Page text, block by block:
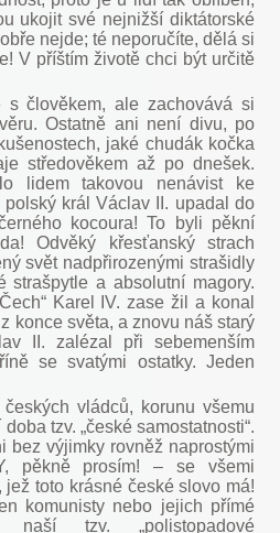
ukojit své nejnižší diktátorské
nejde; té neporučíte, dělá si
V příštím životě chci být určitě
s člověkem, ale zachovává si
Ostatně ani není divu, po
jaké chudák kočka
středověkem až po dnešek.
lidem takovou nenávist ke
král Václav II. upadal do
kocoura! To byli pěkní
Odvěký křesťanský strach
svět nadpřirozenými strašidly
a absolutní magory.
Karel IV. zase žil a konal
konce světa, a znovu náš starý
II. zalézal při sebemenším
se svatými ostatky. Jeden
vládců, korunu všemu
tzv. „české samostatnosti“.
bez výjimky rovněž naprostými
pěkně prosím! – se všemi
toto krásné české slovo má!
komunisty nebo jejich přímé
naší tzv. „polistopadové